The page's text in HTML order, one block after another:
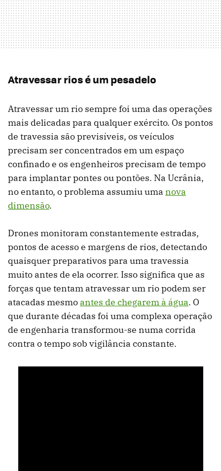
Atravessar rios é um pesadelo
Atravessar um rio sempre foi uma das operações
mais delicadas para qualquer exército. Os pontos
de travessia são previsíveis, os veículos
precisam ser concentrados em um espaço
confinado e os engenheiros precisam de tempo
para implantar pontes ou pontões. Na Ucrânia,
no entanto, o problema assumiu uma nova
dimensão.
Drones monitoram constantemente estradas,
pontos de acesso e margens de rios, detectando
quaisquer preparativos para uma travessia
muito antes de ela ocorrer. Isso significa que as
forças que tentam atravessar um rio podem ser
atacadas mesmo antes de chegarem à água. O
que durante décadas foi uma complexa operação
de engenharia transformou-se numa corrida
contra o tempo sob vigilância constante.